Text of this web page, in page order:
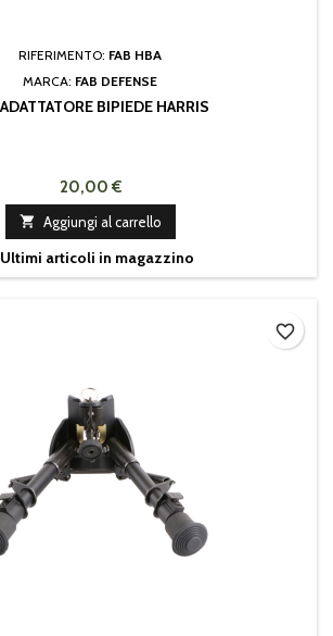
RIFERIMENTO: FAB HBA
MARCA: FAB DEFENSE
BIPIEDE HARRIS
20,00 €
 Aggiungi al carrello
Ultimi articoli in magazzino
favorite_border